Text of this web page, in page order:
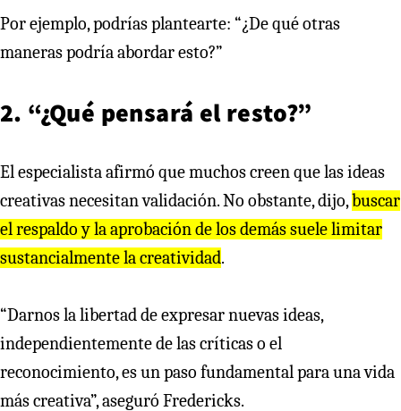
Por ejemplo, podrías plantearte: “¿De qué otras
maneras podría abordar esto?”
2. “¿Qué pensará el resto?”
El especialista afirmó que muchos creen que las ideas
creativas necesitan validación. No obstante, dijo,buscar
el respaldo y la aprobación de los demás suele limitar
sustancialmente la creatividad.
“Darnos la libertad de expresar nuevas ideas,
independientemente de las críticas o el
reconocimiento, es un paso fundamental para una vida
más creativa”, aseguró Fredericks.